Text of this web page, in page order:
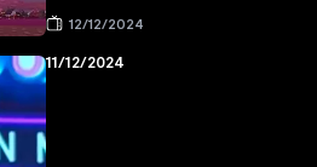
12/12/2024
11/12/2024